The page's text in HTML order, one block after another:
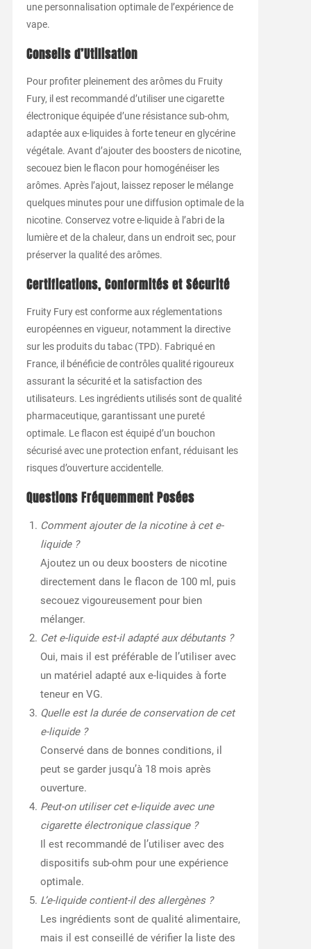
une personnalisation optimale de l’expérience de
vape.
Conseils d’Utilisation
Pour profiter pleinement des arômes du Fruity
Fury, il est recommandé d’utiliser une cigarette
électronique équipée d’une résistance sub-ohm,
adaptée aux e-liquides à forte teneur en glycérine
végétale. Avant d’ajouter des boosters de nicotine,
secouez bien le flacon pour homogénéiser les
arômes. Après l’ajout, laissez reposer le mélange
quelques minutes pour une diffusion optimale de la
nicotine. Conservez votre e-liquide à l’abri de la
lumière et de la chaleur, dans un endroit sec, pour
préserver la qualité des arômes.
Certifications, Conformités et Sécurité
Fruity Fury est conforme aux réglementations
européennes en vigueur, notamment la directive
sur les produits du tabac (TPD). Fabriqué en
France, il bénéficie de contrôles qualité rigoureux
assurant la sécurité et la satisfaction des
utilisateurs. Les ingrédients utilisés sont de qualité
pharmaceutique, garantissant une pureté
optimale. Le flacon est équipé d’un bouchon
sécurisé avec une protection enfant, réduisant les
risques d’ouverture accidentelle.
Questions Fréquemment Posées
Comment ajouter de la nicotine à cet e-
liquide ?
Ajoutez un ou deux boosters de nicotine
directement dans le flacon de 100 ml, puis
secouez vigoureusement pour bien
mélanger.
Cet e-liquide est-il adapté aux débutants ?
Oui, mais il est préférable de l’utiliser avec
un matériel adapté aux e-liquides à forte
teneur en VG.
Quelle est la durée de conservation de cet
e-liquide ?
Conservé dans de bonnes conditions, il
peut se garder jusqu’à 18 mois après
ouverture.
Peut-on utiliser cet e-liquide avec une
cigarette électronique classique ?
Il est recommandé de l’utiliser avec des
dispositifs sub-ohm pour une expérience
optimale.
L’e-liquide contient-il des allergènes ?
Les ingrédients sont de qualité alimentaire,
mais il est conseillé de vérifier la liste des